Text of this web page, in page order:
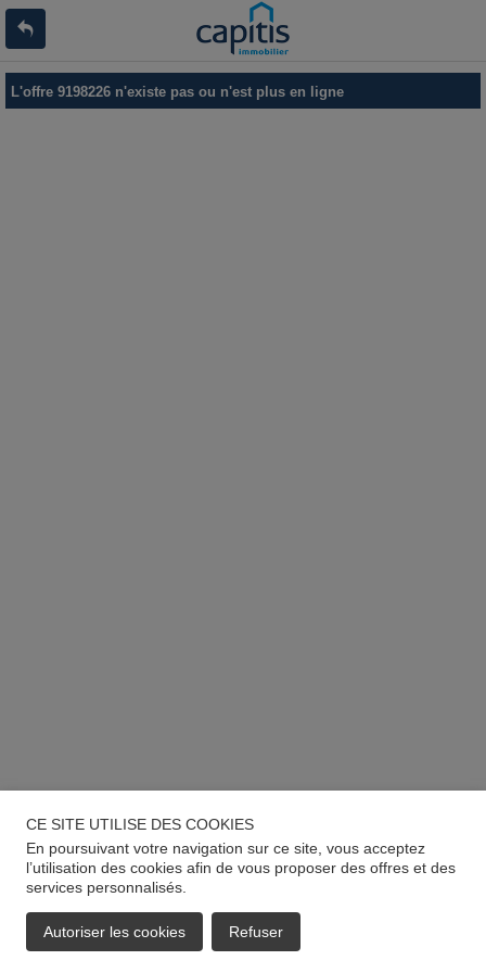
L'offre 9198226 n'existe pas ou n'est plus en ligne
CE SITE UTILISE DES COOKIES
En poursuivant votre navigation sur ce site, vous acceptez
l’utilisation des cookies afin de vous proposer des offres et des
services personnalisés.
Autoriser les cookies Refuser